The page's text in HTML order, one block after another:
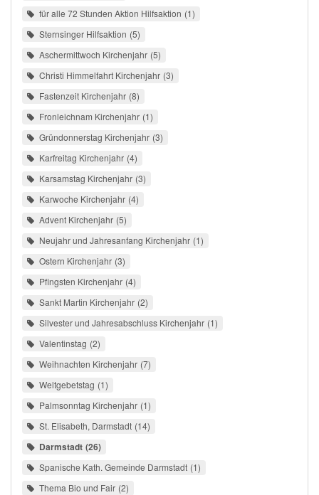
für alle 72 Stunden Aktion Hilfsaktion 1
Sternsinger Hilfsaktion 5
Aschermittwoch Kirchenjahr 5
Christi Himmelfahrt Kirchenjahr 3
Fastenzeit Kirchenjahr 8
Fronleichnam Kirchenjahr 1
Gründonnerstag Kirchenjahr 3
Karfreitag Kirchenjahr 4
Karsamstag Kirchenjahr 3
Karwoche Kirchenjahr 4
Advent Kirchenjahr 5
Neujahr und Jahresanfang Kirchenjahr 1
Ostern Kirchenjahr 3
Pfingsten Kirchenjahr 4
Sankt Martin Kirchenjahr 2
Silvester und Jahresabschluss Kirchenjahr 1
Valentinstag 2
Weihnachten Kirchenjahr 7
Weltgebetstag 1
Palmsonntag Kirchenjahr 1
St. Elisabeth, Darmstadt 14
Darmstadt 26
Spanische Kath. Gemeinde Darmstadt 1
Thema Bio und Fair 2